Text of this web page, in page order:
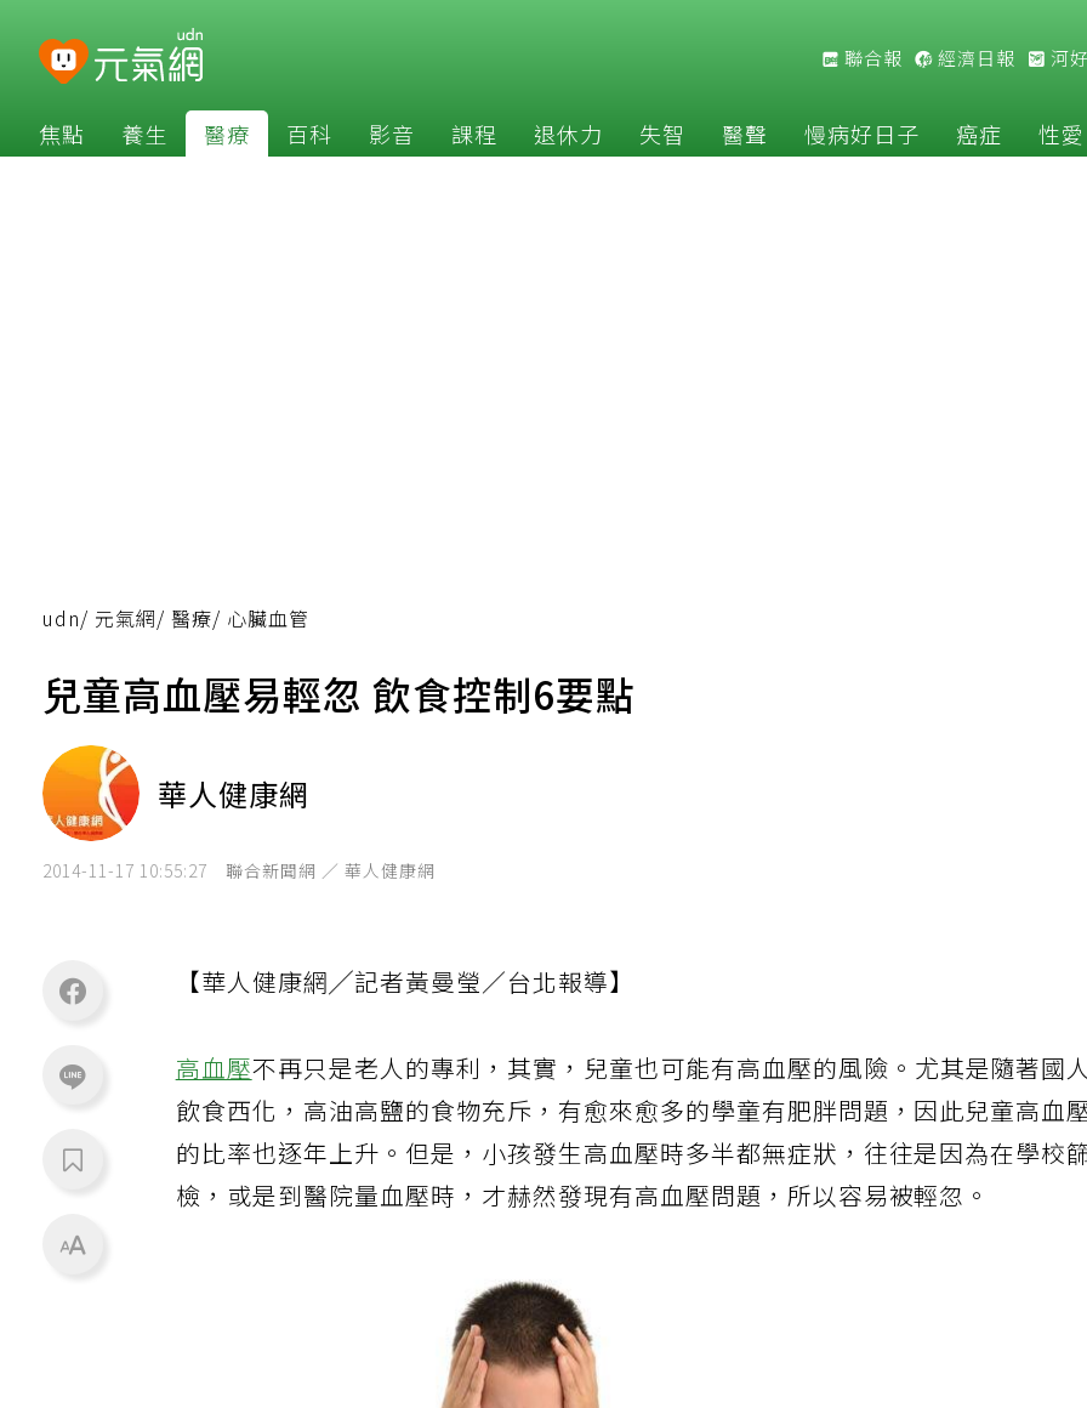
聯合報 經濟日報 河
焦點 養生 醫療 百科 影音 課程 退休力 失智 醫聲 慢病好日子 癌症 性愛
udn/ 元氣網/ 醫療/ 心臟血管
兒童高血壓易輕忽 飲食控制6要點
華人健康網
2014-11-17 10:55:27 聯合新聞網 ／ 華人健康網
【華人健康網╱記者黃曼瑩／台北報導】
高血壓不再只是老人的專利，其實，兒童也可能有高血壓的風險。尤其是隨著國
飲食西化，高油高鹽的食物充斥，有愈來愈多的學童有肥胖問題，因此兒童高血
的比率也逐年上升。但是，小孩發生高血壓時多半都無症狀，往往是因為在學校
檢，或是到醫院量血壓時，才赫然發現有高血壓問題，所以容易被輕忽。